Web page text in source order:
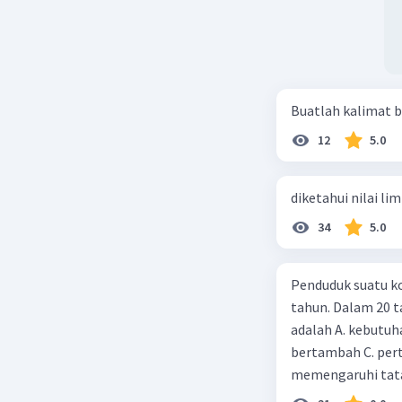
Buatlah kalimat
12 5.0
diketahui nilai lim
34 5.0
Penduduk suatu
tahun. Dalam 20
adalah A.
bertambah C.
memengaruhi